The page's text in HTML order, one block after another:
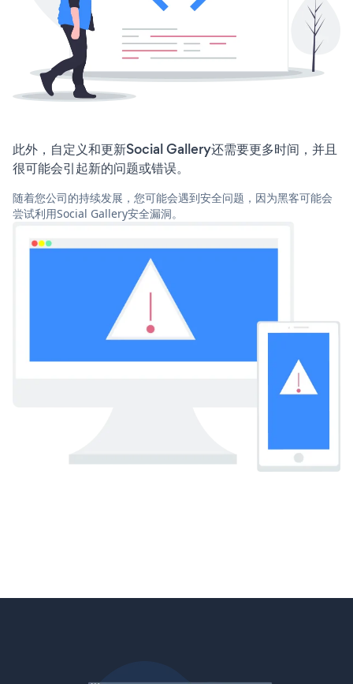
此外，自定义和更新Social Gallery还需要更多时间，并且
很可能会引起新的问题或错误。
随着您公司的持续发展，您可能会遇到安全问题，因为黑客可能会
尝试利用Social Gallery安全漏洞。